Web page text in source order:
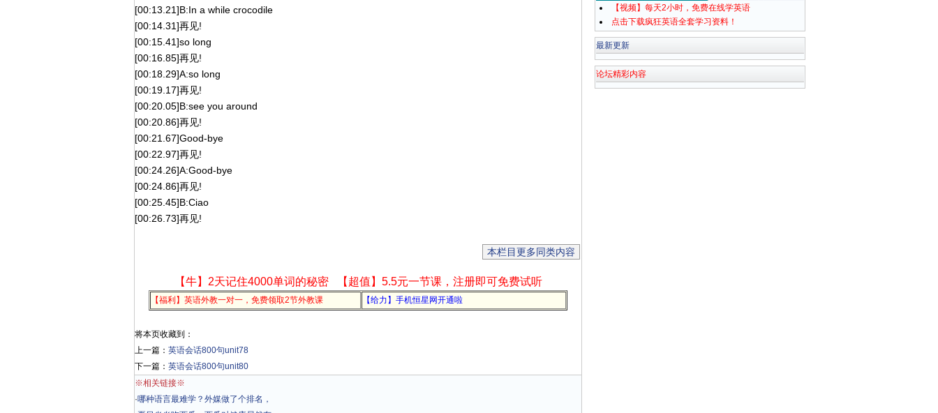
[00:13.21]B:In a while crocodile
[00:14.31]再见!
[00:15.41]so long
[00:16.85]再见!
[00:18.29]A:so long
[00:19.17]再见!
[00:20.05]B:see you around
[00:20.86]再见!
[00:21.67]Good-bye
[00:22.97]再见!
[00:24.26]A:Good-bye
[00:24.86]再见!
[00:25.45]B:Ciao
[00:26.73]再见!
本栏目更多同类内容
【牛】2天记住4000单词的秘密 【超值】5.5元一节课，注册即可免费试听
【福利】英语外教一对一，免费领取2节外教课 【给力】手机恒星网开通啦
将本页收藏到：
上一篇： 英语会话800句unit78
下一篇： 英语会话800句unit80
※相关链接※
·哪种语言最难学？外媒做了个排名，
【视频】每天2小时，免费在线学英语
点击下载疯狂英语全套学习资料！
最新更新
论坛精彩内容